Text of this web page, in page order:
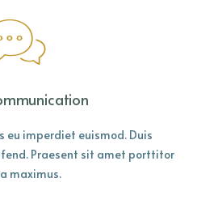
eu imperdiet euismod. Duis
Praesent sit amet porttitor
maximus.